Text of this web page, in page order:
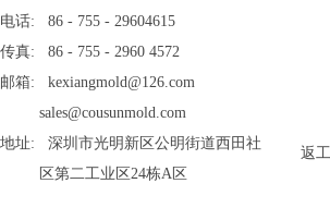
电话: 86 - 755 - 29604615
传真: 86 - 755 - 2960 4572
邮箱: kexiangmold@126.com
sales@cousunmold.com
地址: 深圳市光明新区公明街道西田社
区第二工业区24栋A区
返